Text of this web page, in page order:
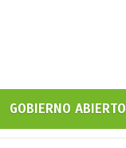
GOBIERNO ABIERTO